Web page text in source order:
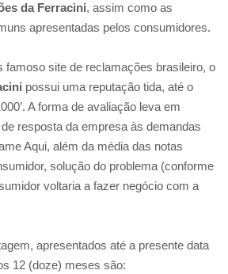
da Ferracini, assim como as
apresentadas pelos consumidores.
famoso site de reclamações brasileiro, o
possui uma reputação tida, até o
A forma de avaliação leva em
resposta da empresa às demandas
Aqui, além da média das notas
solução do problema (conforme
voltaria a fazer negócio com a
apresentados até a presente data
12 (doze) meses são: